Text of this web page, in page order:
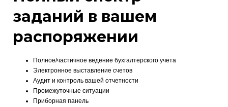
заданий в вашем
распоряжении
Полное/частичное ведение бухгалтерского учета
Электронное выставление счетов
Аудит и контроль вашей отчетности
Промежуточные ситуации
Приборная панель